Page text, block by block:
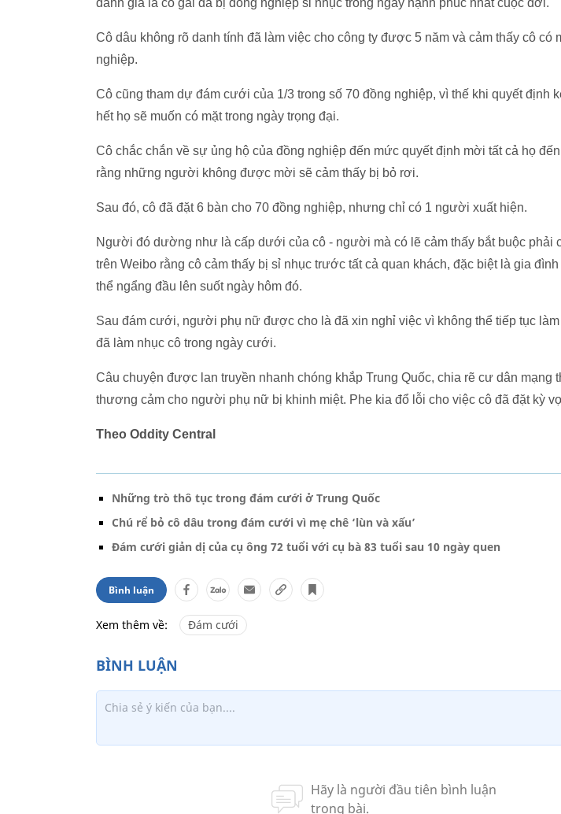
Cô dâu không rõ danh tính đã làm việc cho công ty được 5 năm và cảm thấy cô có
nghiệp.
Cô cũng tham dự đám cưới của 1/3 trong số 70 đồng nghiệp, vì thế khi quyết định
hết họ sẽ muốn có mặt trong ngày trọng đại.
Cô chắc chắn về sự ủng hộ của đồng nghiệp đến mức quyết định mời tất cả họ
rằng những người không được mời sẽ cảm thấy bị bỏ rơi.
Sau đó, cô đã đặt 6 bàn cho 70 đồng nghiệp, nhưng chỉ có 1 người xuất hiện.
Người đó dường như là cấp dưới của cô - người mà có lẽ cảm thấy bắt buộc phải
trên Weibo rằng cô cảm thấy bị sỉ nhục trước tất cả quan khách, đặc biệt là gia
thể ngẩng đầu lên suốt ngày hôm đó.
Sau đám cưới, người phụ nữ được cho là đã xin nghỉ việc vì không thể tiếp tục
đã làm nhục cô trong ngày cưới.
Câu chuyện được lan truyền nhanh chóng khắp Trung Quốc, chia rẽ cư dân mạng
thương cảm cho người phụ nữ bị khinh miệt. Phe kia đổ lỗi cho việc cô đã đặt kỳ
Theo Oddity Central
Những trò thô tục trong đám cưới ở Trung Quốc
Chú rể bỏ cô dâu trong đám cưới vì mẹ chê ‘lùn và xấu’
Đám cưới giản dị của cụ ông 72 tuổi với cụ bà 83 tuổi sau 10 ngày quen
Bình luận
Xem thêm về: Đám cưới